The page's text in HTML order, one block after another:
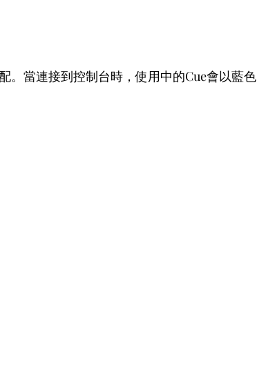
。當連接到控制台時，使用中的Cue會以藍色